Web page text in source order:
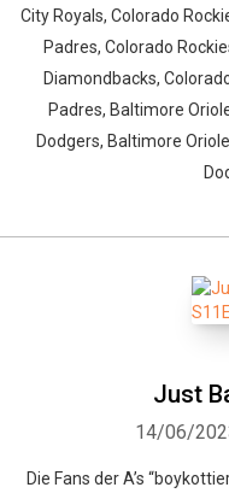
City Royals, Colorado
Padres, Colorado
Diamondbacks,
Padres, Baltimore
Dodgers, Baltimore
Just
14/06/
Die Fans der A’s